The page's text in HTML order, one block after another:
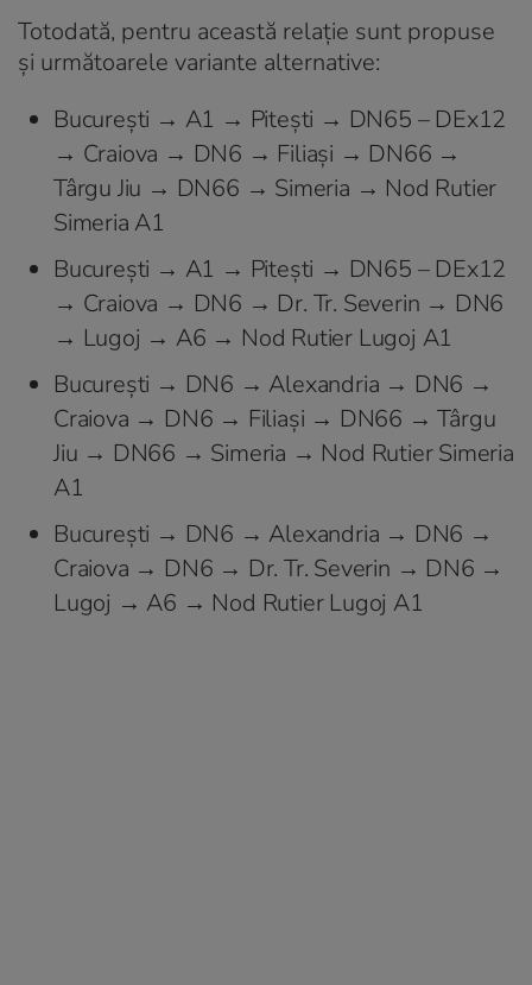
Totodată, pentru această relaţie sunt propuse
şi următoarele variante alternative:
Bucureşti → A1 → Piteşti → DN65 – DEx12
→ Craiova → DN6 → Filiaşi → DN66 →
Târgu Jiu → DN66 → Simeria → Nod Rutier
Simeria A1
Bucureşti → A1 → Piteşti → DN65 – DEx12
→ Craiova → DN6 → Dr. Tr. Severin → DN6
→ Lugoj → A6 → Nod Rutier Lugoj A1
Bucureşti → DN6 → Alexandria → DN6 →
Craiova → DN6 → Filiaşi → DN66 → Târgu
Jiu → DN66 → Simeria → Nod Rutier Simeria
A1
Bucureşti → DN6 → Alexandria → DN6 →
Craiova → DN6 → Dr. Tr. Severin → DN6 →
Lugoj → A6 → Nod Rutier Lugoj A1